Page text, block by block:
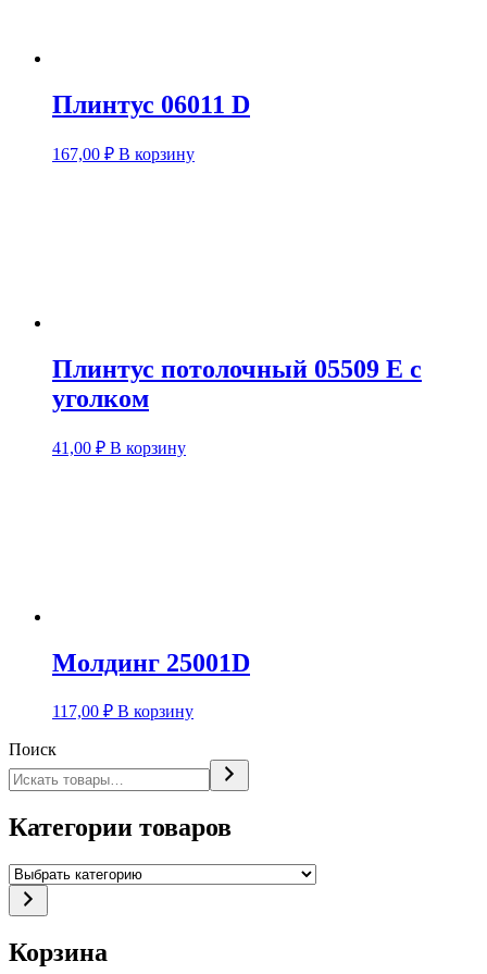
Плинтус 06011 D
167,00 ₽ В корзину
Плинтус потолочный 05509 Е с
уголком
41,00 ₽ В корзину
Молдинг 25001D
117,00 ₽ В корзину
Поиск
Категории товаров
Выбрать
категорию
Корзина